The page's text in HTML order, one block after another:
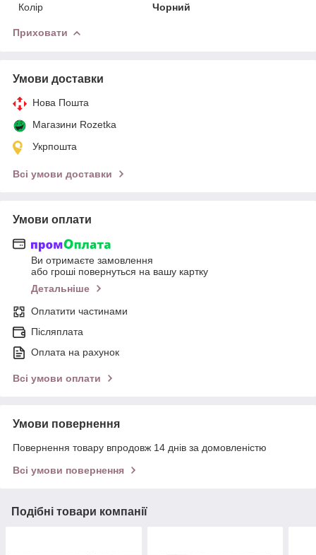
Колір
Чорний
Приховати
Умови доставки
Нова Пошта
Магазини Rozetka
Укрпошта
Всі умови доставки
Умови оплати
Ви отримаєте замовлення
або гроші повернуться на вашу картку
Детальніше
Оплатити частинами
Післяплата
Оплата на рахунок
Всі умови оплати
Умови повернення
Повернення товару впродовж 14 днів за домовленістю
Всі умови повернення
Подібні товари компанії